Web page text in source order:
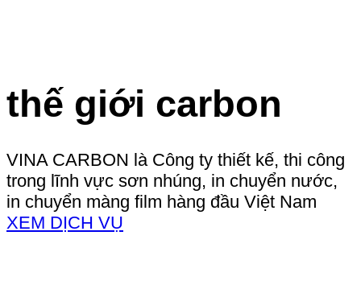
thế giới carbon
VINA CARBON là Công ty thiết kế, thi công
trong lĩnh vực sơn nhúng, in chuyển nước,
in chuyển màng film hàng đầu Việt Nam
XEM DỊCH VỤ